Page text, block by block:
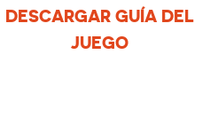
DESCARGAR GUÍA DEL
JUEGO